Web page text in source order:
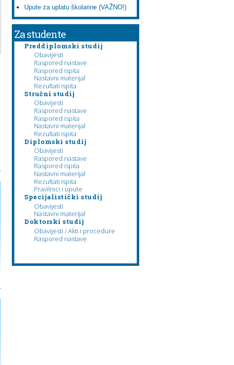
Upute za uplatu školarine (VAŽNO!)
Za studente
Preddiplomski studij
Obavijesti
Raspored nastave
Raspored ispita
Nastavni materijal
Rezultati ispita
Stručni studij
Obavijesti
Raspored nastave
Raspored ispita
Nastavni materijal
Rezultati ispita
Diplomski studij
Obavijesti
Raspored nastave
Raspored ispita
Nastavni materijal
Rezultati ispita
Pravilnici i upute
Specijalistički studij
Obavijesti
Nastavni materijal
Doktorski studij
Obavijesti / Akti i procedure
Raspored nastave